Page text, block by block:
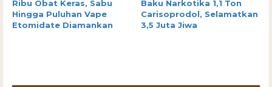
Ribu Obat Keras, Sabu
Hingga Puluhan Vape
Etomidate Diamankan
Baku Narkotika 1,1 Ton
Carisoprodol, Selamatkan
3,5 Juta Jiwa